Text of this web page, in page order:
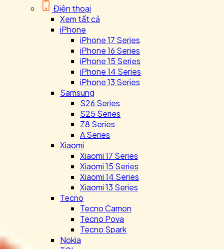
Điện thoại
Xem tất cả
iPhone
iPhone 17 Series
iPhone 16 Series
iPhone 15 Series
iPhone 14 Series
iPhone 13 Series
Samsung
S26 Series
S25 Series
Z8 Series
A Series
Xiaomi
Xiaomi 17 Series
Xiaomi 15 Series
Xiaomi 14 Series
Xiaomi 13 Series
Tecno
Tecno Camon
Tecno Pova
Tecno Spark
Nokia